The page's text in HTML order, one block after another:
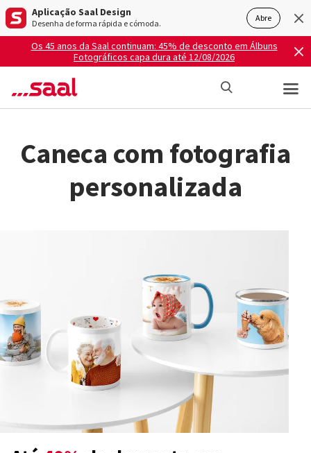
Aplicação Saal Design
Desenha de forma rápida e cómoda. Abre
Os 45 anos da Saal continuam: 45% de desconto em Álbuns
Fotográficos capa dura até 12/08/2026
Caneca com fotografia
personalizada